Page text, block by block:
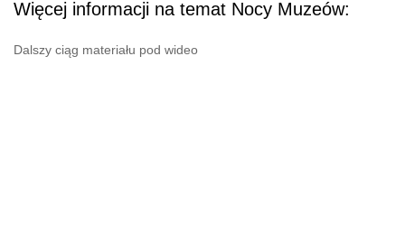
Więcej informacji na temat Nocy Muzeów:
Dalszy ciąg materiału pod wideo